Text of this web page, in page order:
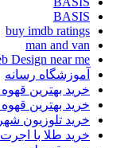
BASIS
buy imdb ratings
man and van
Design near me
آموزشگاه رسانه
خرید بهترین
خرید بهترین
خرید تلوزیون
خرید طلا با